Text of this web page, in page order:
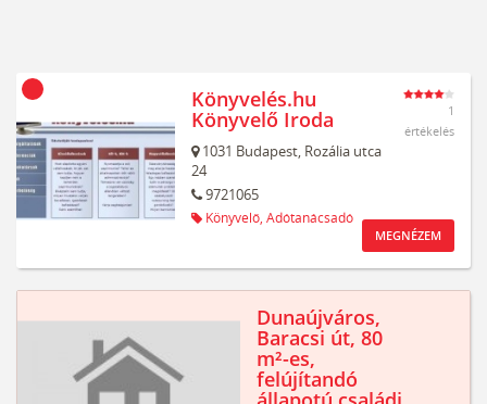
Könyvelés.hu
Könyvelő Iroda
1031 Budapest, Rozália utca
24
9721065
Könyvelő, Adótanácsadó
1
értékelés
MEGNÉZEM
Dunaújváros,
Baracsi út, 80
m²-es,
felújítandó